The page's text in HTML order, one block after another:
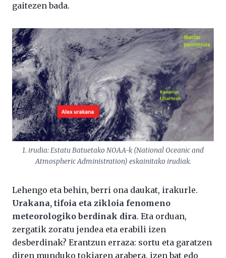
gaitezen bada.
1. irudia: Estatu Batuetako NOAA-k (National Oceanic and
Atmospheric Administration) eskainitako irudiak.
Lehengo eta behin, berri ona daukat, irakurle.
Urakana, tifoia eta zikloia fenomeno
meteorologiko berdinak dira. Eta orduan,
zergatik zoratu jendea eta erabili izen
desberdinak? Erantzun erraza: sortu eta garatzen
diren munduko tokiaren arabera, izen bat edo